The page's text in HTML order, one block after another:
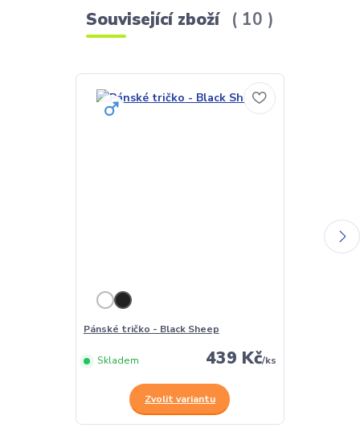
Související zboží 10
Pánské tričko - Black Sheep
439 Kč/ks
Skladem
Zvolit variantu